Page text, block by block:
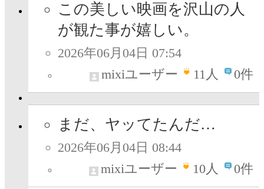
この美しい映画を沢山の人
が観た事が嬉しい。
2026年06月04日 07:54
mixiユーザー
11人 0件
まだ、ヤッてたんだ…
2026年06月04日 08:44
mixiユーザー
10人 0件